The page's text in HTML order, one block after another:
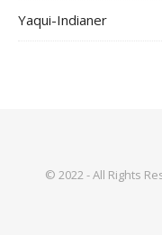
Yaqui-Indianer
© 2022 - All Rights